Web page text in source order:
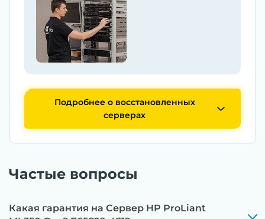
Подробнее о восстановленных
серверах
Частые вопросы
Какая гарантия на Сервер HP ProLiant